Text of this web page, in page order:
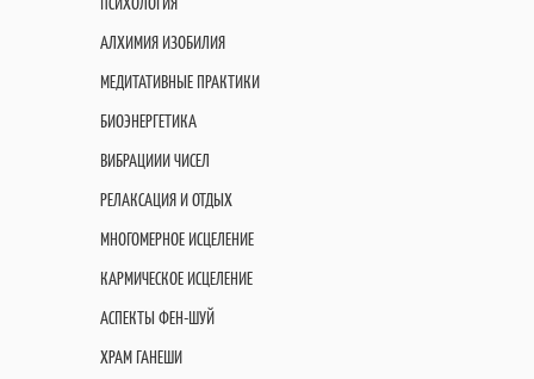
АЛХИМИЯ ИЗОБИЛИЯ
МЕДИТАТИВНЫЕ ПРАКТИКИ
БИОЭНЕРГЕТИКА
ВИБРАЦИИИ ЧИСЕЛ
РЕЛАКСАЦИЯ И ОТДЫХ
МНОГОМЕРНОЕ ИСЦЕЛЕНИЕ
КАРМИЧЕСКОЕ ИСЦЕЛЕНИЕ
АСПЕКТЫ ФЕН-ШУЙ
ХРАМ ГАНЕШИ